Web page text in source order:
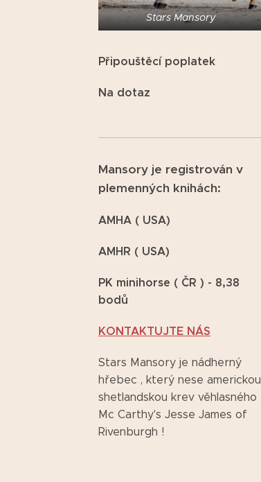
Stars Mansory
Připouštěcí poplatek
Na dotaz
Mansory je registrován v
plemenných knihách:
AMHA ( USA)
AMHR ( USA)
PK minihorse ( ČR ) - 8,38
bodů
KONTAKTUJTE NÁS
Stars Mansory je nádherný
hřebec , který nese americkou
shetlandskou krev věhlasného
Mc Carthy's Jesse James of
Rivenburgh !